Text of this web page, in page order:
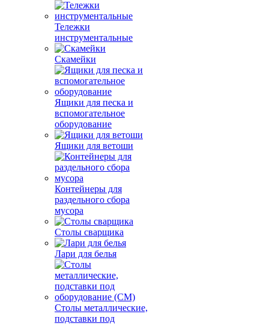
Тележки
инструментальные
Скамейки
Ящики для песка и
вспомогательное
оборудование
Ящики для ветоши
Контейнеры для
раздельного сбора
мусора
Столы сварщика
Лари для белья
Столы металлические,
подставки под